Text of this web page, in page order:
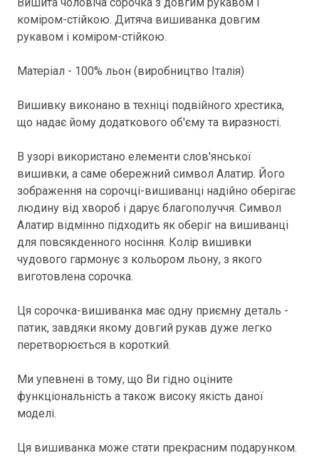
Вишита чоловіча сорочка з довгим рукавом і
коміром-стійкою. Дитяча вишиванка довгим
рукавом і коміром-стійкою.
Матеріал - 100% льон (виробництво Італія)
Вишивку виконано в техніці подвійного хрестика,
що надає йому додаткового об'єму та виразності.
В узорі використано елементи слов'янської
вишивки, а саме обережний символ Алатир. Його
зображення на сорочці-вишиванці надійно оберігає
людину від хвороб і дарує благополуччя. Символ
Алатир відмінно підходить як оберіг на вишиванці
для повсякденного носіння. Колір вишивки
чудового гармонує з кольором льону, з якого
виготовлена сорочка.
Ця сорочка-вишиванка має одну приємну деталь -
патик, завдяки якому довгий рукав дуже легко
перетворюється в короткий.
Ми упевнені в тому, що Ви гідно оціните
функціональність а також високу якість даної
моделі.
Ця вишиванка може стати прекрасним подарунком.